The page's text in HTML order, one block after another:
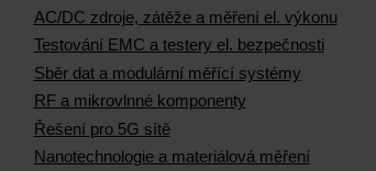
AC/DC zdroje, zátěže a měření el. výkonu
Testování EMC a testery el. bezpečnosti
Sběr dat a modulární měřící systémy
RF a mikrovlnné komponenty
Řešení pro 5G sítě
Nanotechnologie a materiálová měření